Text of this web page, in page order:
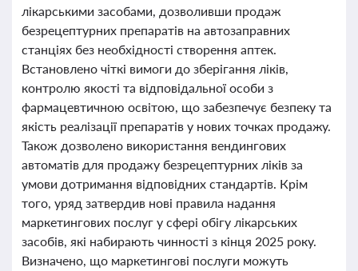
лікарськими засобами, дозволивши продаж
безрецептурних препаратів на автозаправних
станціях без необхідності створення аптек.
Встановлено чіткі вимоги до зберігання ліків,
контролю якості та відповідальної особи з
фармацевтичною освітою, що забезпечує безпеку та
якість реалізації препаратів у нових точках продажу.
Також дозволено використання вендингових
автоматів для продажу безрецептурних ліків за
умови дотримання відповідних стандартів. Крім
того, уряд затвердив нові правила надання
маркетингових послуг у сфері обігу лікарських
засобів, які набирають чинності з кінця 2025 року.
Визначено, що маркетингові послуги можуть